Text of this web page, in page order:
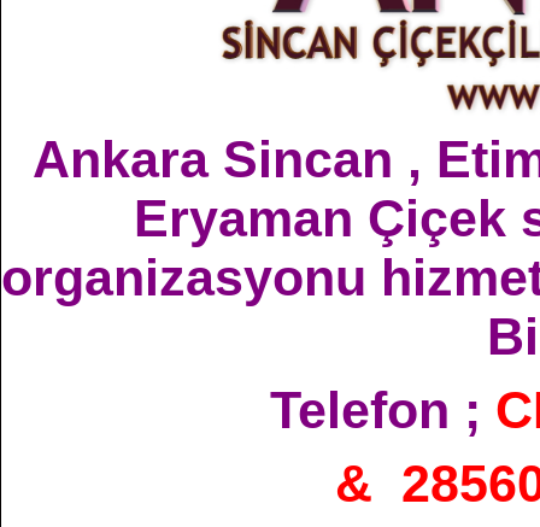
Ankara Sincan ,
Eryaman Çiçek
organizasyonu
Telefon ;
&